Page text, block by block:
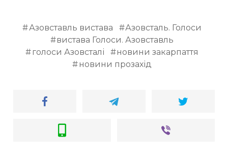
Азовставль вистава
Азовсталь. Голоси
вистава Голоси. Азовставль
голоси Азовсталі
новини закарпаття
новини прозахід